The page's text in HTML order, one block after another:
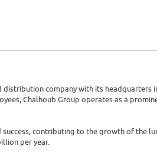
company with its headquarters
Chalhoub Group operates as a
contributing to the growth of the
per year.